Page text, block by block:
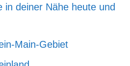
in deiner Nähe heute und
Main-Gebiet